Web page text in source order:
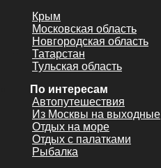
Крым
Московская область
Новгородская область
Татарстан
Тульская область
По интересам
Автопутешествия
Из Москвы на выходные
Отдых на море
Отдых с палатками
Рыбалка